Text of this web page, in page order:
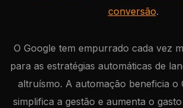
conversão.
O Google tem empurrado cada vez
para as estratégias automáticas de
altruísmo. A automação beneficia o
simplifica a gestão e aumenta o